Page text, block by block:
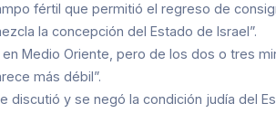
fértil que permitió el regreso de
la concepción del Estado de Israel”.
Medio Oriente, pero de los dos o tres
más débil”.
discutió y se negó la condición judía del